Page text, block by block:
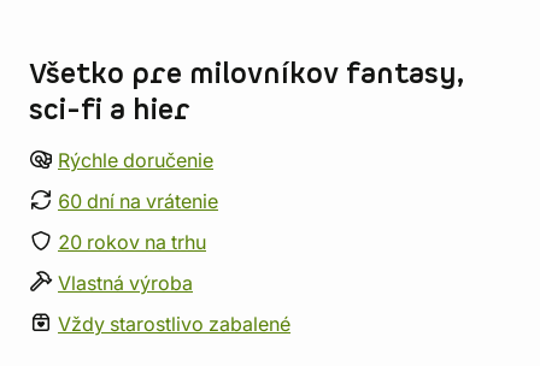
Všetko pre milovníkov fantasy,
sci-fi a hier
Rýchle doručenie
60 dní na vrátenie
20 rokov na trhu
Vlastná výroba
Vždy starostlivo zabalené